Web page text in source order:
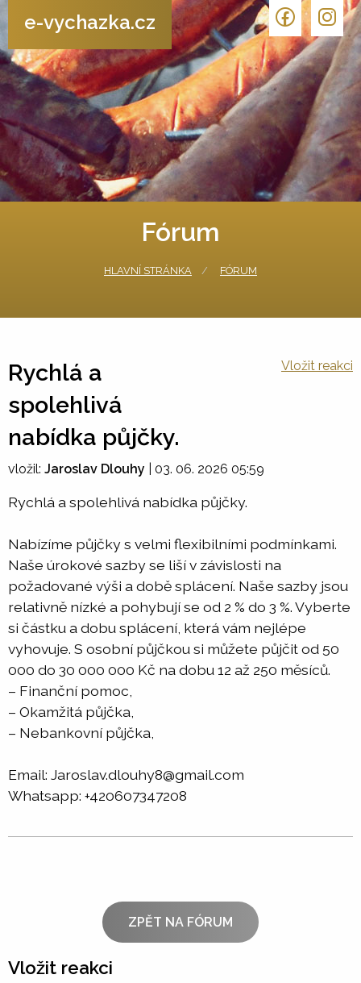
e-vychazka.cz
Fórum
HLAVNÍ STRÁNKA FÓRUM
Rychlá a
spolehlivá
nabídka půjčky.
Vložit reakci
vložil: Jaroslav Dlouhy 03. 06. 2026 05:59
Rychlá a spolehlivá nabídka půjčky.
Nabízíme půjčky s velmi flexibilními podmínkami.
Naše úrokové sazby se liší v závislosti na
požadované výši a době splácení. Naše sazby jsou
relativně nízké a pohybují se od 2 % do 3 %. Vyberte
si částku a dobu splácení, která vám nejlépe
vyhovuje. S osobní půjčkou si můžete půjčit od 50
000 do 30 000 000 Kč na dobu 12 až 250 měsíců.
– Finanční pomoc,
– Okamžitá půjčka,
– Nebankovní půjčka,
Email: Jaroslav.dlouhy8@gmail.com
Whatsapp: +420607347208
ZPĚT NA FÓRUM
Vložit reakci